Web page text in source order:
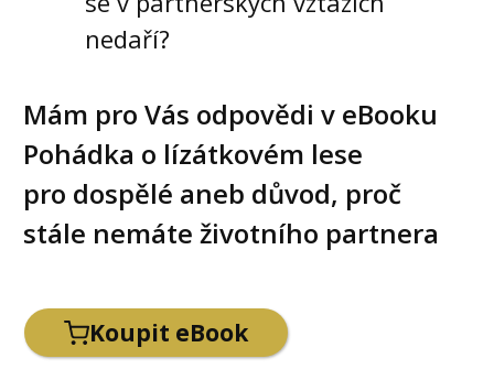
nedaří?
Mám pro Vás odpovědi v eBooku
Pohádka o lízátkovém lese
pro dospělé aneb důvod, proč
stále nemáte životního partnera
Koupit eBook